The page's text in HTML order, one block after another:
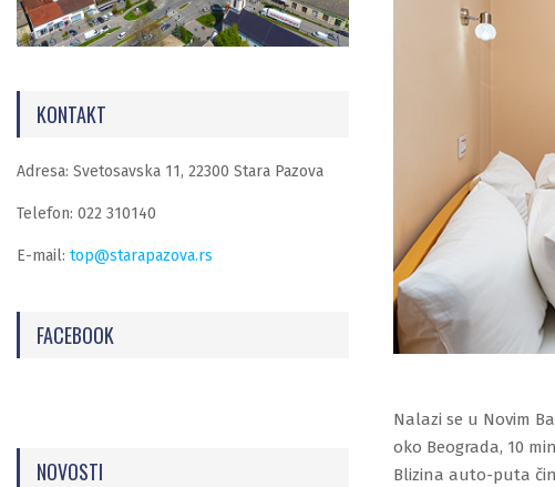
Nalazi se u Novim
oko Beograda, 10
Blizina auto-puta
KONTAKT
Adresa: Svetosavska 11, 22300 Stara Pazova
Telefon: 022 310140
E-mail: top@starapazova.rs
FACEBOOK
NOVOSTI